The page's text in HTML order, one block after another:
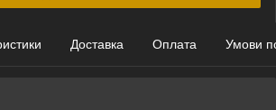
Доставка Оплата Умови